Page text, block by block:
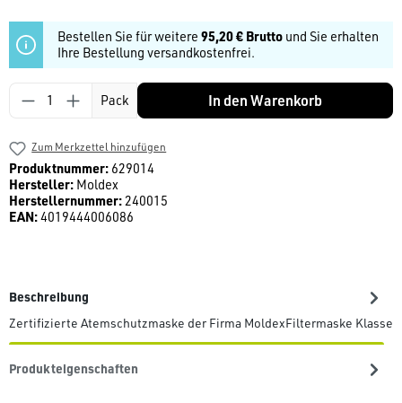
Bestellen Sie für weitere 95,20 € Brutto und Sie erhalten
Ihre Bestellung versandkostenfrei.
Produkt Anzahl: Gib den gewünschten Wert
Pack In den Warenkorb
Zum Merkzettel hinzufügen
Produktnummer: 629014
Hersteller: Moldex
Herstellernummer:240015
EAN:4019444006086
Beschreibung
Zertifizierte Atemschutzmaske der Firma MoldexFiltermaske Klasse
Produkteigenschaften